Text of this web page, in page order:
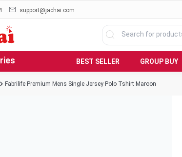
support@jachai.com
BEST SELLER GROUP BUY
Fabrilife Premium Mens Single Jersey Polo Tshirt Maroon